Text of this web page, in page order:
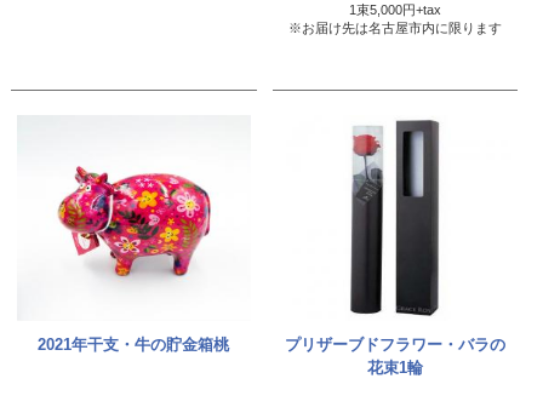
1束5,000円+tax
※お届け先は名古屋市内に限ります
2021年干支・牛の貯金箱桃
プリザーブドフラワー・バラの
花束1輪